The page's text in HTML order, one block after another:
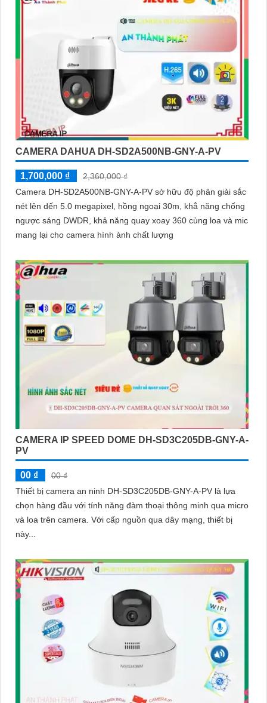
CAMERA DAHUA DH-SD2A500NB-GNY-A-PV
1,700,000 ₫
2,360,000 ₫
Camera DH-SD2A500NB-GNY-A-PV sở hữu độ phân giải sắc
nét lên dến 5.0 megapixel, hồng ngoại 30m, khẳ năng chống
ngược sáng DWDR, khả năng quay xoay 360 cùng loa và mic
mang lại cho camera hình ảnh chất lượng
CAMERA IP SPEED DOME DH-SD3C205DB-GNY-A-
PV
00 ₫
00 ₫
Thiết bị camera an ninh DH-SD3C205DB-GNY-A-PV là lựa
chọn hàng đầu với tính năng đàm thoại thông minh qua micro
và loa trên camera. Với cấp nguồn qua dây mạng, thiết bị
này...